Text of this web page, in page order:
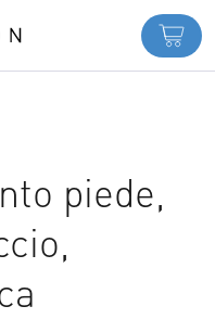
piede,